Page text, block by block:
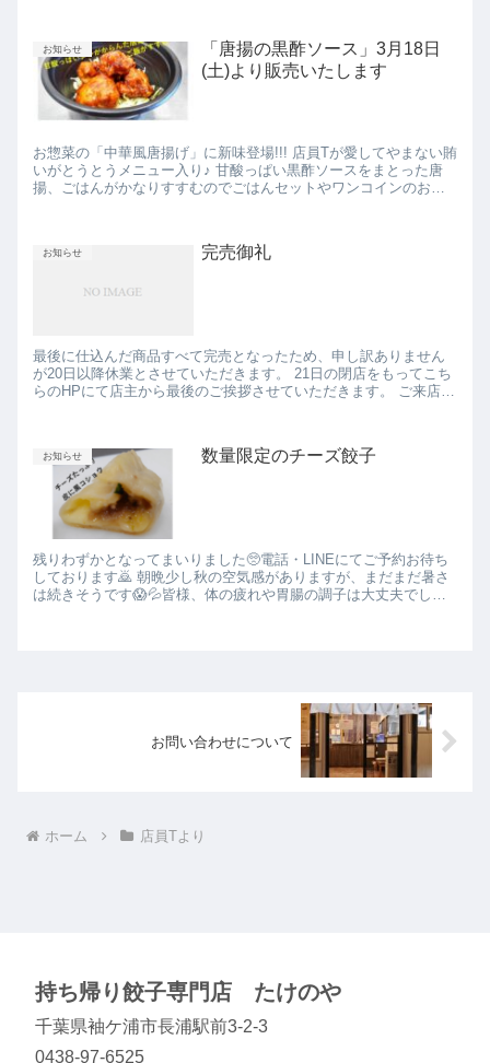
お知らせ
「唐揚の黒酢ソース」3月18日
(土)より販売いたします
お惣菜の「中華風唐揚げ」に新味登場!!! 店員Tが愛してやまない賄
いがとうとうメニュー入り♪ 甘酸っぱい黒酢ソースをまとった唐
揚、ごはんがかなりすすむのでごはんセットやワンコインのお弁
お知らせ 完売御礼
最後に仕込んだ商品すべて完売となったため、申し訳ありません
が20日以降休業とさせていただきます。 21日の閉店をもってこち
らのHPにて店主から最後のご挨拶させていただきます。 ご来店い
お知らせ 数量限定のチーズ餃子
残りわずかとなってまいりました🥺電話・LINEにてご予約お待ち
しております🙇 朝晩少し秋の空気感がありますが、まだまだ暑さ
は続きそうです😱💦皆様、体の疲れや胃腸の調子は大丈夫でしょ
お問い合わせについて
ホーム 店員Tより
持ち帰り餃子専門店 たけのや
千葉県袖ケ浦市長浦駅前3-2-3
0438-97-6525